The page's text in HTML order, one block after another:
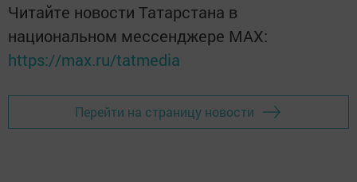
Читайте новости Татарстана в
национальном мессенджере MАХ:
https://max.ru/tatmedia
Перейти на страницу новости